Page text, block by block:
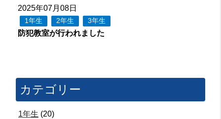
2025年07月08日
1年生 2年生 3年生
防犯教室が行われました
カテゴリー
1年生 (20)